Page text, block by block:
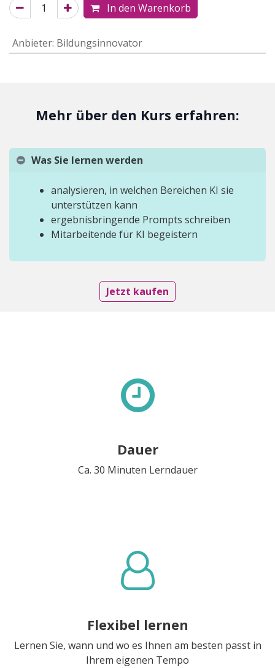
In den Warenkorb
Anbieter: Bildungsinnovator
Mehr über den Kurs erfahren:
Was Sie lernen werden
analysieren, in welchen Bereichen KI sie
unterstützen kann
ergebnisbringende Prompts schreiben
Mitarbeitende für KI begeistern
Jetzt kaufen
Dauer
Ca. 30 Minuten Lerndauer
Flexibel lernen
Lernen Sie, wann und wo es Ihnen am besten passt in
Ihrem eigenen Tempo